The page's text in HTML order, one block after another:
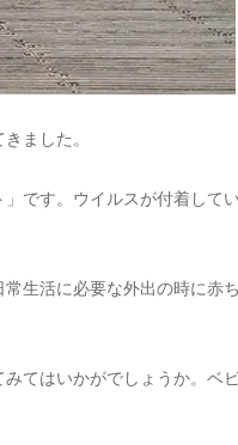
ました。
です。ウイルスが付着して
生活に必要な外出の時に赤
てはいかがでしょうか。ベ